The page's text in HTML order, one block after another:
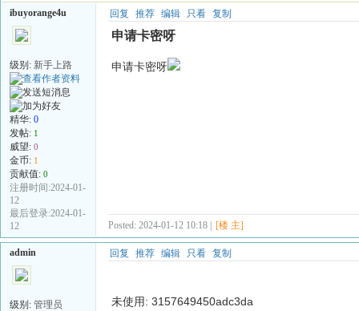
ibuyorange4u
级别: 新手上路
精华: 0
发帖: 1
威望: 0
金币: 1
贡献值: 0
注册时间:2024-01-
12
最后登录:2024-01-
12
回复 推荐 编辑 只看 复制
申请卡密呀
申请卡密呀
Posted: 2024-01-12 10:18 | [楼 主]
admin
级别: 管理员
回复 推荐 编辑 只看 复制
未使用: 3157649450adc3da